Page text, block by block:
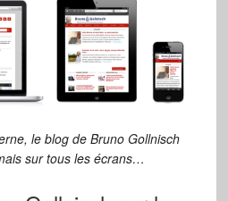
le blog de Bruno Gollnisch
sur tous les écrans…